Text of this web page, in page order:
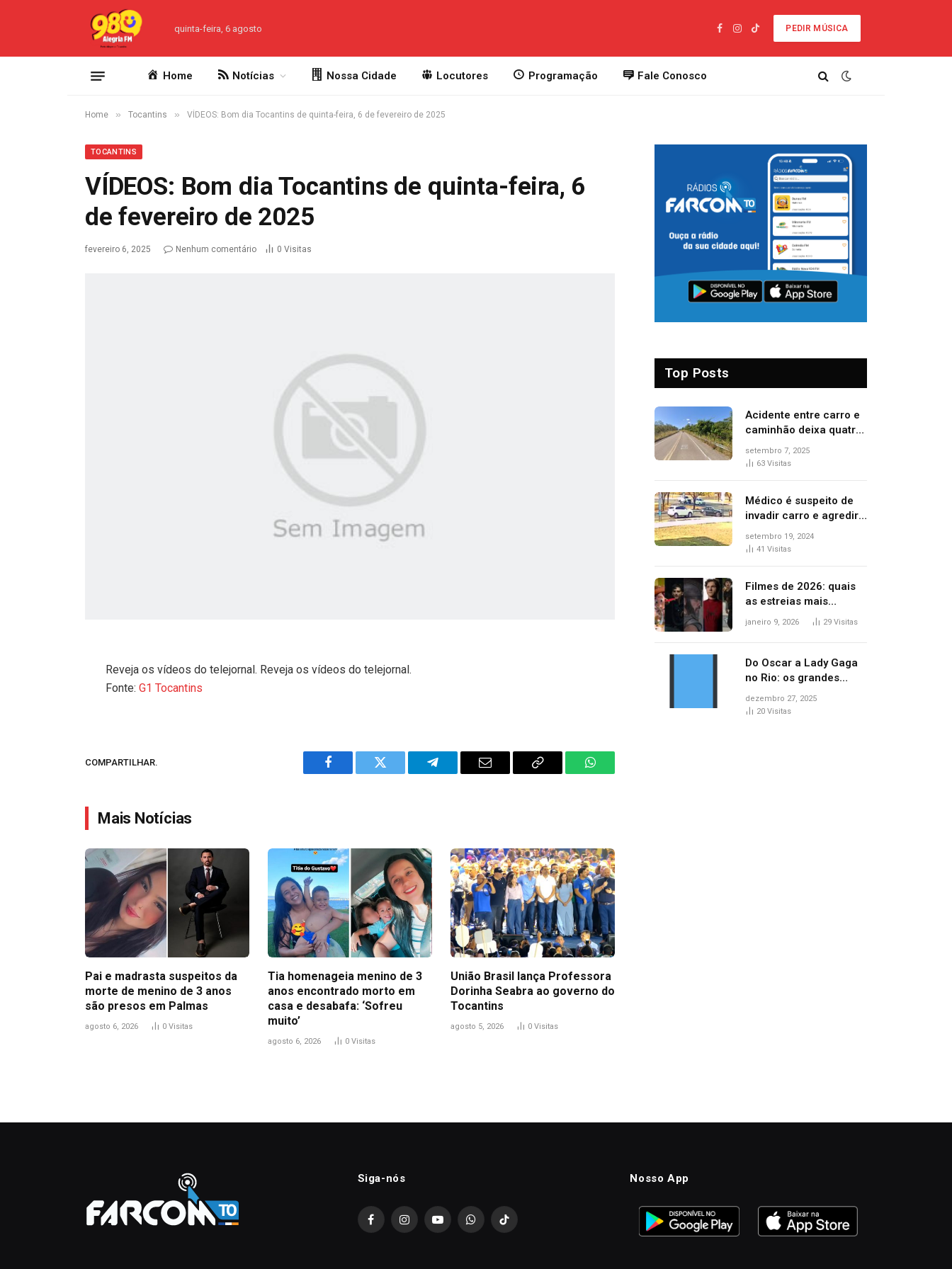
quinta-feira, 6 agosto
Facebook
Instagram
TikTok
PEDIR MÚSICA
Home Notícias Nossa Cidade Locutores Programação Fale Conosco
Home » Tocantins » VÍDEOS: Bom dia Tocantins de quinta-feira, 6 de fevereiro de 2025
TOCANTINS
VÍDEOS: Bom dia Tocantins de quinta-feira, 6
de fevereiro de 2025
fevereiro 6, 2025 Nenhum comentário 0 Visitas
Reveja os vídeos do telejornal. Reveja os vídeos do telejornal.
Fonte:G1 Tocantins
COMPARTILHAR.
Facebook Twitter Telegram Email
Copy
WhatsApp
Mais Notícias
Pai e madrasta suspeitos da
morte de menino de 3 anos
são presos em Palmas
agosto 6, 2026 0 Visitas
Tia homenageia menino de 3
anos encontrado morto em
casa e desabafa: ‘Sofreu
muito’
agosto 6, 2026 0 Visitas
União Brasil lança Professora
Dorinha Seabra ao governo do
Tocantins
agosto 5, 2026 0 Visitas
Top Posts
Acidente entre carro e
caminhão deixa quatro
pessoas feridas e uma
mulher morta na TO-
setembro 7, 2025
63 Visitas
Médico é suspeito de
invadir carro e agredir
delegado aposentado
durante confusão no
setembro 19, 2024
41 Visitas
Filmes de 2026: quais
as estreias mais
aguardadas do ano?
janeiro 9, 2026 29 Visitas
Do Oscar a Lady Gaga
no Rio: os grandes
marcos da cultura em
2025
dezembro 27, 2025
20 Visitas
Siga-nós
FacebookInstagramYouTubeWhatsAppTikTok
Nosso App